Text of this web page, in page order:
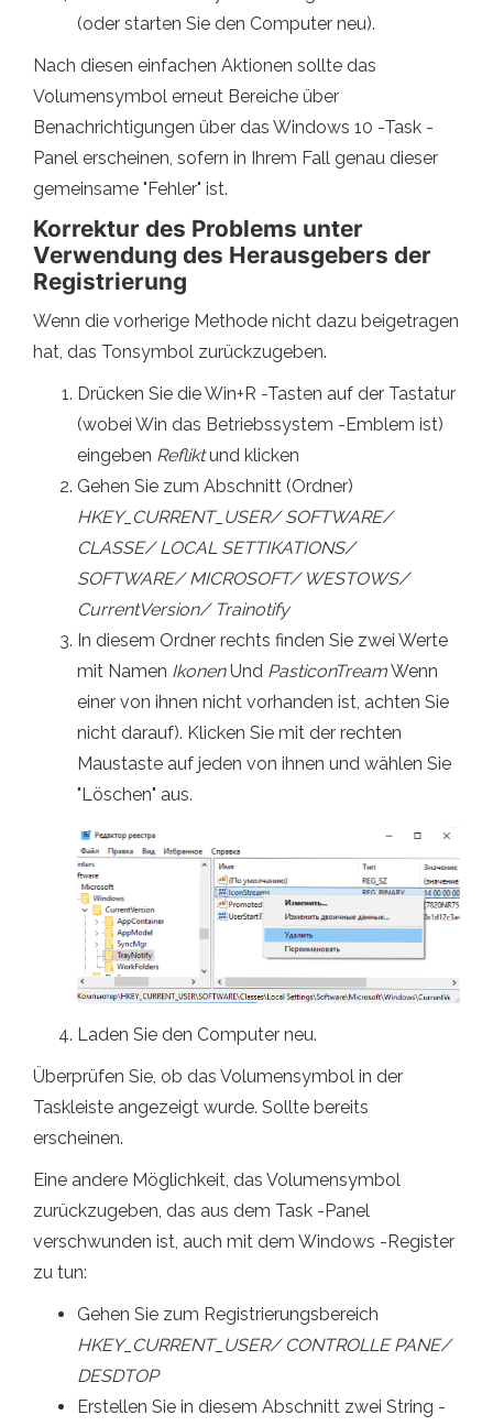
(oder starten Sie den Computer neu).
Nach diesen einfachen Aktionen sollte das
Volumensymbol erneut Bereiche über
Benachrichtigungen über das Windows 10 -Task -
Panel erscheinen, sofern in Ihrem Fall genau dieser
gemeinsame "Fehler" ist.
Korrektur des Problems unter
Verwendung des Herausgebers der
Registrierung
Wenn die vorherige Methode nicht dazu beigetragen
hat, das Tonsymbol zurückzugeben.
Drücken Sie die Win+R -Tasten auf der Tastatur
(wobei Win das Betriebssystem -Emblem ist)
eingeben Refliktund klicken
Gehen Sie zum Abschnitt (Ordner)
HKEY_CURRENT_USER/ SOFTWARE/
CLASSE/ LOCAL SETTIKATIONS/
SOFTWARE/ MICROSOFT/ WESTOWS/
CurrentVersion/ Trainotify
In diesem Ordner rechts finden Sie zwei Werte
mit Namen IkonenUnd PasticonTreamWenn
einer von ihnen nicht vorhanden ist, achten Sie
nicht darauf). Klicken Sie mit der rechten
Maustaste auf jeden von ihnen und wählen Sie
"Löschen" aus.
Laden Sie den Computer neu.
Überprüfen Sie, ob das Volumensymbol in der
Taskleiste angezeigt wurde. Sollte bereits
erscheinen.
Eine andere Möglichkeit, das Volumensymbol
zurückzugeben, das aus dem Task -Panel
verschwunden ist, auch mit dem Windows -Register
zu tun:
Gehen Sie zum Registrierungsbereich
HKEY_CURRENT_USER/ CONTROLLE PANE/
DESDTOP
Erstellen Sie in diesem Abschnitt zwei String -